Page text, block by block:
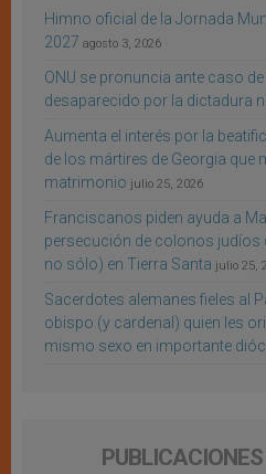
Himno oficial de la Jornada
2027 agosto 3, 2026
ONU se pronuncia ante caso
desaparecido por la dictadura
Aumenta el interés por la
de los mártires de Georgia que
matrimonio julio 25, 2026
Franciscanos piden ayuda a
persecución de colonos judíos
no sólo) en Tierra Santa julio 25,
Sacerdotes alemanes fieles al
obispo (y cardenal) quien les
mismo sexo en importante